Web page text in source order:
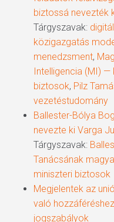
biztossá nevezték
Tárgyszavak:
közigazgatás
menedzsment,
Intelligencia (MI)
biztosok, Pilz
vezetéstudomány
Ballester-Bólya
nevezte ki Varga
Tárgyszavak:
Tanácsának
miniszteri biztosok
Megjelentek az
való
jogszabályok